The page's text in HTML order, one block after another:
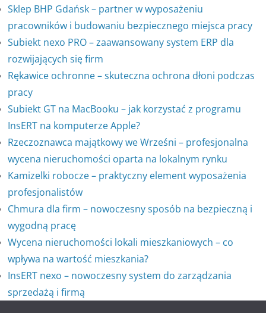
Sklep BHP Gdańsk – partner w wyposażeniu
pracowników i budowaniu bezpiecznego miejsca pracy
Subiekt nexo PRO – zaawansowany system ERP dla
rozwijających się firm
Rękawice ochronne – skuteczna ochrona dłoni podczas
pracy
Subiekt GT na MacBooku – jak korzystać z programu
InsERT na komputerze Apple?
Rzeczoznawca majątkowy we Wrześni – profesjonalna
wycena nieruchomości oparta na lokalnym rynku
Kamizelki robocze – praktyczny element wyposażenia
profesjonalistów
Chmura dla firm – nowoczesny sposób na bezpieczną i
wygodną pracę
Wycena nieruchomości lokali mieszkaniowych – co
wpływa na wartość mieszkania?
InsERT nexo – nowoczesny system do zarządzania
sprzedażą i firmą